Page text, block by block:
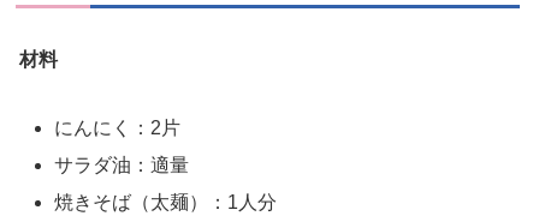
材料
にんにく：2片
サラダ油：適量
焼きそば（太麺）：1人分